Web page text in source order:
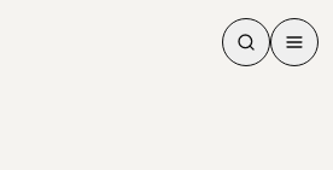
Søk
Søk
Meny